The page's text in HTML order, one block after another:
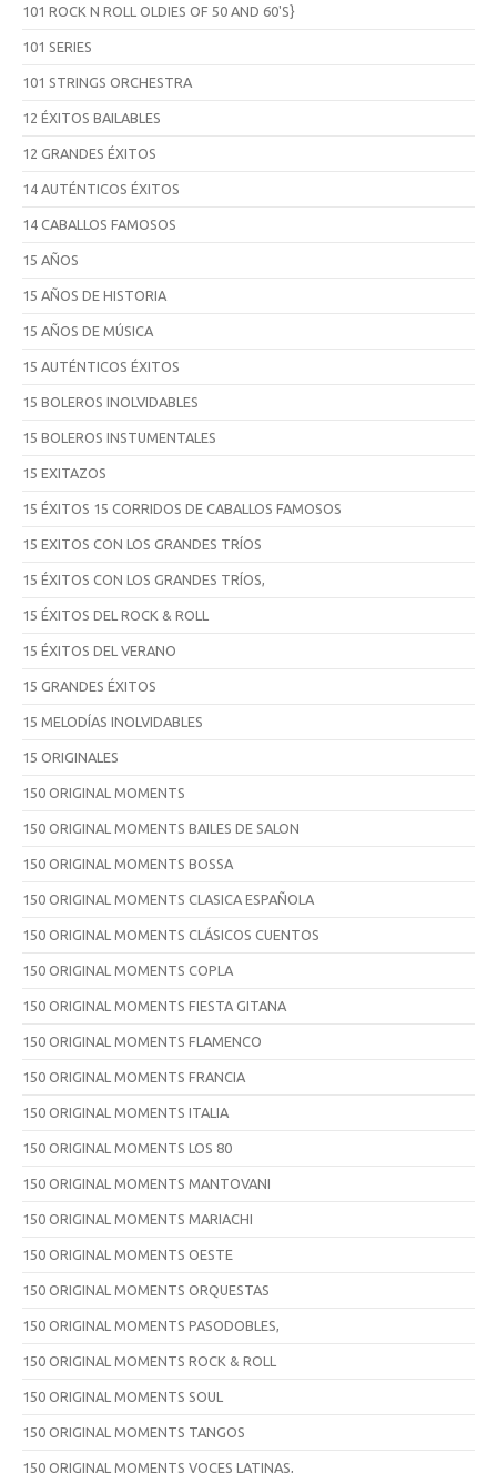
101 ROCK N ROLL OLDIES OF 50 AND 60'S}
101 SERIES
101 STRINGS ORCHESTRA
12 ÉXITOS BAILABLES
12 GRANDES ÉXITOS
14 AUTÉNTICOS ÉXITOS
14 CABALLOS FAMOSOS
15 AÑOS
15 AÑOS DE HISTORIA
15 AÑOS DE MÚSICA
15 AUTÉNTICOS ÉXITOS
15 BOLEROS INOLVIDABLES
15 BOLEROS INSTUMENTALES
15 EXITAZOS
15 ÉXITOS 15 CORRIDOS DE CABALLOS FAMOSOS
15 EXITOS CON LOS GRANDES TRÍOS
15 ÉXITOS CON LOS GRANDES TRÍOS,
15 ÉXITOS DEL ROCK & ROLL
15 ÉXITOS DEL VERANO
15 GRANDES ÉXITOS
15 MELODÍAS INOLVIDABLES
15 ORIGINALES
150 ORIGINAL MOMENTS
150 ORIGINAL MOMENTS BAILES DE SALON
150 ORIGINAL MOMENTS BOSSA
150 ORIGINAL MOMENTS CLASICA ESPAÑOLA
150 ORIGINAL MOMENTS CLÁSICOS CUENTOS
150 ORIGINAL MOMENTS COPLA
150 ORIGINAL MOMENTS FIESTA GITANA
150 ORIGINAL MOMENTS FLAMENCO
150 ORIGINAL MOMENTS FRANCIA
150 ORIGINAL MOMENTS ITALIA
150 ORIGINAL MOMENTS LOS 80
150 ORIGINAL MOMENTS MANTOVANI
150 ORIGINAL MOMENTS MARIACHI
150 ORIGINAL MOMENTS OESTE
150 ORIGINAL MOMENTS ORQUESTAS
150 ORIGINAL MOMENTS PASODOBLES,
150 ORIGINAL MOMENTS ROCK & ROLL
150 ORIGINAL MOMENTS SOUL
150 ORIGINAL MOMENTS TANGOS
150 ORIGINAL MOMENTS VOCES LATINAS,